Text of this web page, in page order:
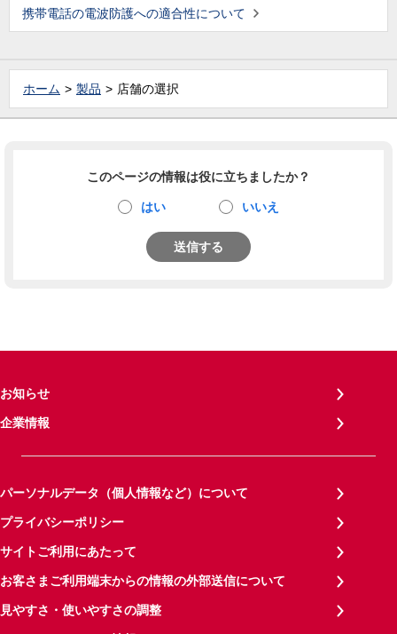
携帯電話の電波防護への適合性について
ホーム 製品 店舗の選択
このページの情報は役に立ちましたか？
はい いいえ
送信する
お知らせ
企業情報
パーソナルデータ（個人情報など）について
プライバシーポリシー
サイトご利用にあたって
お客さまご利用端末からの情報の外部送信について
見やすさ・使いやすさの調整